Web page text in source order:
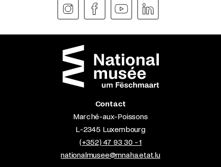
Contact
Marché-aux-Poissons
L-2345 Luxembourg
(+352) 47 93 30 - 1
nationalmusee@mnaha.etat.lu